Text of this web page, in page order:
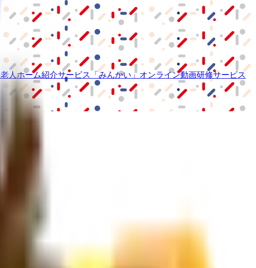
老人ホーム紹介サービス 「みんかい」 オンライン動画研修サービス